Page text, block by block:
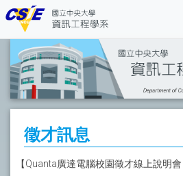
徵才訊息